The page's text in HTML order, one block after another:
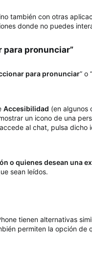
también con otras
donde no puedes
para pronunciar”​
para pronunciar” o “
Accesibilidad (en algunos
un icono de una
al chat, pulsa
o quienes desean una
sean leídos.
tienen alternativas
permiten la opción